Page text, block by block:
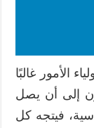
الأمور غالبًا
إلى أن يصل
فيتجه كل